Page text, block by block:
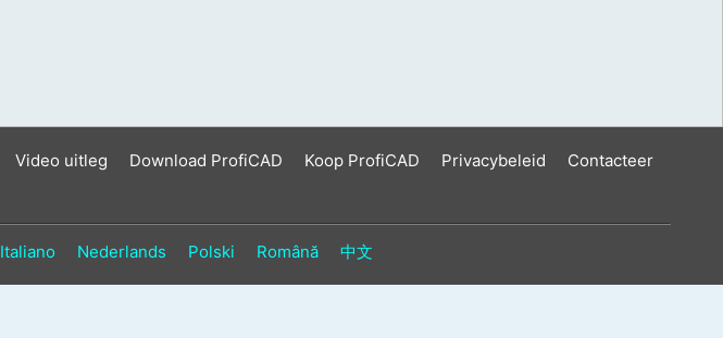
Video uitleg Download ProfiCAD Koop ProfiCAD Privacybeleid
Contacteer
Italiano Nederlands Polski Română 中文